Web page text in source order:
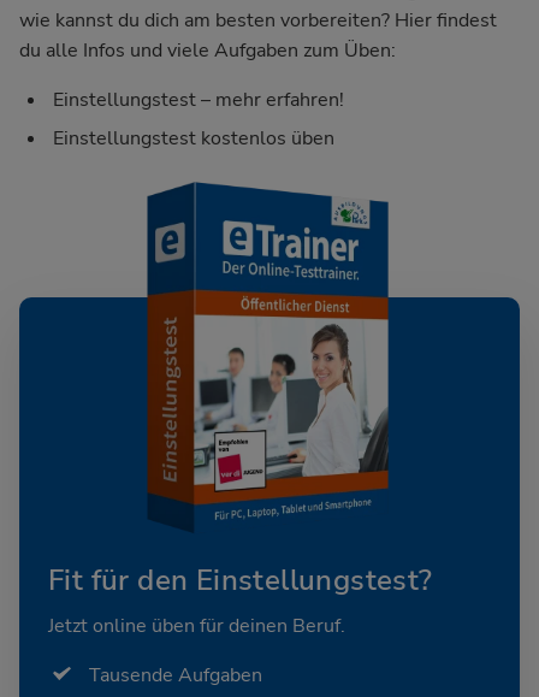
wie kannst du dich am besten vorbereiten? Hier findest
du alle Infos und viele Aufgaben zum Üben:
Einstellungstest – mehr erfahren!
Einstellungstest kostenlos üben
Fit für den Einstellungstest?
Jetzt online üben für deinen Beruf.
Tausende Aufgaben